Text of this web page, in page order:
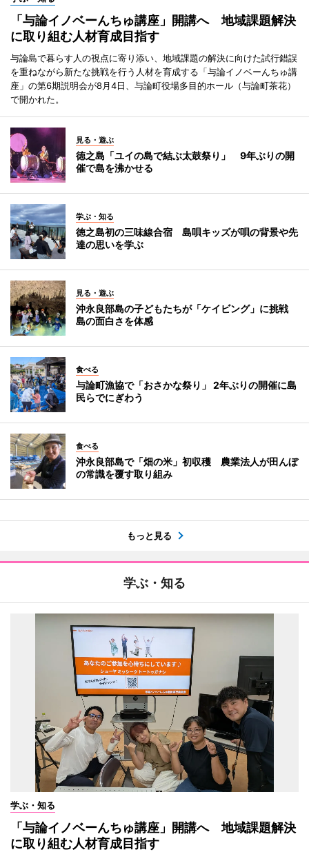
「与論イノベーんちゅ講座」開講へ 地域課題解決
に取り組む人材育成目指す
与論島で暮らす人の視点に寄り添い、地域課題の解決に向けた試行錯誤
を重ねながら新たな挑戦を行う人材を育成する「与論イノベーんちゅ講
座」の第6期説明会が8月4日、与論町役場多目的ホール（与論町茶花）
で開かれた。
見る・遊ぶ
徳之島「ユイの島で結ぶ太鼓祭り」 9年ぶりの開
催で島を沸かせる
学ぶ・知る
徳之島初の三味線合宿 島唄キッズが唄の背景や先
達の思いを学ぶ
見る・遊ぶ
沖永良部島の子どもたちが「ケイビング」に挑戦
島の面白さを体感
食べる
与論町漁協で「おさかな祭り」 2年ぶりの開催に島
民らでにぎわう
食べる
沖永良部島で「畑の米」初収穫 農業法人が田んぼ
の常識を覆す取り組み
もっと見る
学ぶ・知る
学ぶ・知る
「与論イノベーんちゅ講座」開講へ 地域課題解決
に取り組む人材育成目指す